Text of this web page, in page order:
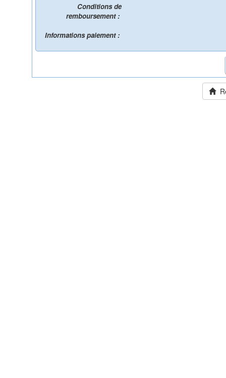
Conditions de
remboursement :
Informations paiement :